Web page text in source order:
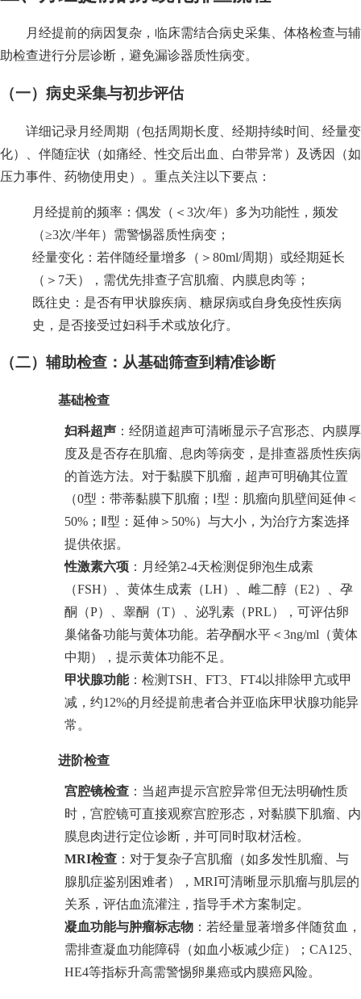
月经提前的病因复杂，临床需结合病史采集、体格检查与辅
助检查进行分层诊断，避免漏诊器质性病变。
（一）病史采集与初步评估
详细记录月经周期（包括周期长度、经期持续时间、经量变
化）、伴随症状（如痛经、性交后出血、白带异常）及诱因（如
压力事件、药物使用史）。重点关注以下要点：
月经提前的频率：偶发（＜3次/年）多为功能性，频发
（≥3次/半年）需警惕器质性病变；
经量变化：若伴随经量增多（＞80ml/周期）或经期延长
（＞7天），需优先排查子宫肌瘤、内膜息肉等；
既往史：是否有甲状腺疾病、糖尿病或自身免疫性疾病
史，是否接受过妇科手术或放化疗。
（二）辅助检查：从基础筛查到精准诊断
基础检查
妇科超声 ：经阴道超声可清晰显示子宫形态、内膜厚
度及是否存在肌瘤、息肉等病变，是排查器质性疾病
的首选方法。对于黏膜下肌瘤，超声可明确其位置
（0型：带蒂黏膜下肌瘤；Ⅰ型：肌瘤向肌壁间延伸＜
50%；Ⅱ型：延伸＞50%）与大小，为治疗方案选择
提供依据。
性激素六项 ：月经第2-4天检测促卵泡生成素
（FSH）、黄体生成素（LH）、雌二醇（E2）、孕
酮（P）、睾酮（T）、泌乳素（PRL），可评估卵
巢储备功能与黄体功能。若孕酮水平＜3ng/ml（黄体
中期），提示黄体功能不足。
甲状腺功能：检测TSH、FT3、FT4以排除甲亢或甲
减，约12%的月经提前患者合并亚临床甲状腺功能异
常。
进阶检查
宫腔镜检查 ：当超声提示宫腔异常但无法明确性质
时，宫腔镜可直接观察宫腔形态，对黏膜下肌瘤、内
膜息肉进行定位诊断，并可同时取材活检。
MRI检查 ：对于复杂子宫肌瘤（如多发性肌瘤、与
腺肌症鉴别困难者），MRI可清晰显示肌瘤与肌层的
关系，评估血流灌注，指导手术方案制定。
凝血功能与肿瘤标志物 ：若经量显著增多伴随贫血，
需排查凝血功能障碍（如血小板减少症）；CA125、
HE4等指标升高需警惕卵巢癌或内膜癌风险。